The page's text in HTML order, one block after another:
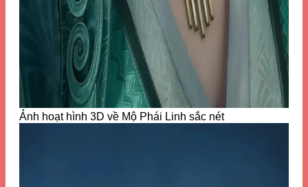
Ảnh hoạt hình 3D về Mộ Phái Linh sắc nét